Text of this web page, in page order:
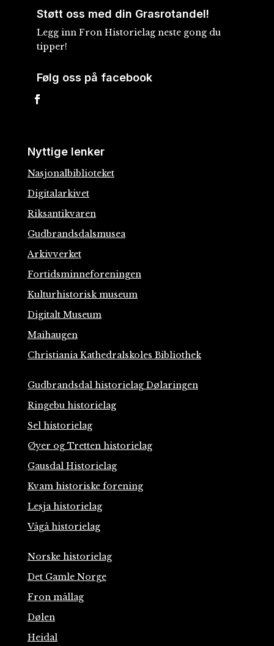
Støtt oss med din Grasrotandel!
Legg inn Fron Historielag neste gong du
tipper!
Følg oss på facebook
Nyttige lenker
Nasjonalbiblioteket
Digitalarkivet
Riksantikvaren
Gudbrandsdalsmusea
Arkivverket
Fortidsminneforeningen
Kulturhistorisk museum
Digitalt Museum
Maihaugen
Christiania Kathedralskoles Bibliothek
Gudbrandsdal historielag Dølaringen
Ringebu historielag
Sel historielag
Øyer og Tretten historielag
Gausdal Historielag
Kvam historiske forening
Lesja historielag
Vågå historielag
Norske historielag
Det Gamle Norge
Fron mållag
Dølen
Heidal